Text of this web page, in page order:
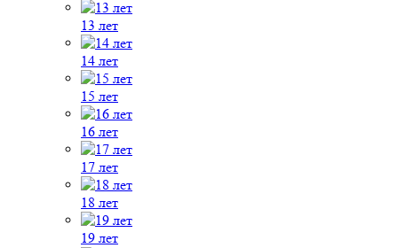
13 лет
14 лет
15 лет
16 лет
17 лет
18 лет
19 лет